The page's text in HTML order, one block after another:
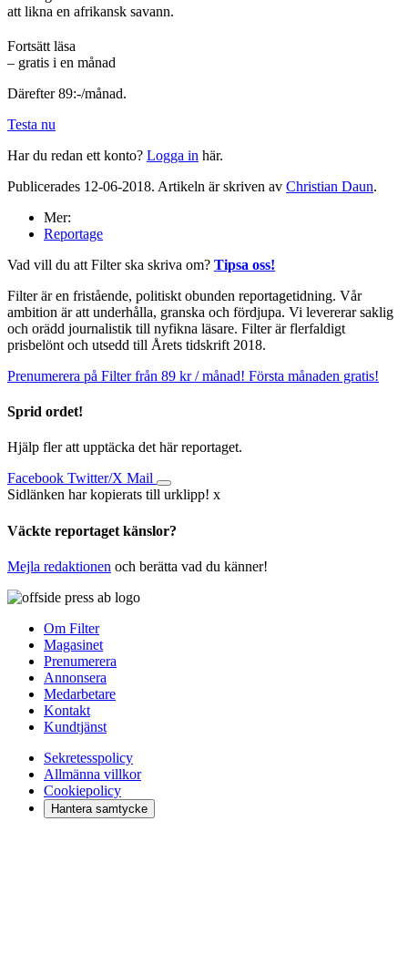
att likna en afrikansk savann.
Fortsätt läsa
– gratis i en månad
Därefter 89:-/månad.
Testa nu
Har du redan ett konto? Logga in här.
Publicerades 12-06-2018. Artikeln är skriven av Christian Daun.
Mer:
Reportage
Vad vill du att Filter ska skriva om? Tipsa oss!
Filter är en fristående, politiskt obunden reportagetidning. Vår
ambition är att underhålla, granska och fördjupa. Vi levererar saklig
och orädd journalistik till nyfikna läsare. Filter är flerfaldigt
prisbelönt och utsedd till Årets tidskrift 2018.
Prenumerera på Filter från 89 kr / månad! Första månaden gratis!
Sprid ordet!
Hjälp fler att upptäcka det här reportaget.
Facebook Twitter/X Mail
Sidlänken har kopierats till urklipp! x
Väckte reportaget känslor?
Mejla redaktionen och berätta vad du känner!
Om Filter
Magasinet
Prenumerera
Annonsera
Medarbetare
Kontakt
Kundtjänst
Sekretesspolicy
Allmänna villkor
Cookiepolicy
Hantera samtycke